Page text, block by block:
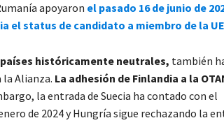
apoyaron el pasado 16 de junio de
el status de candidato a miembro de la UE
países históricamente neutrales, también
Alianza. La adhesión de Finlandia a la
la entrada de Suecia ha contado con el
de 2024 y Hungría sigue rechazando la